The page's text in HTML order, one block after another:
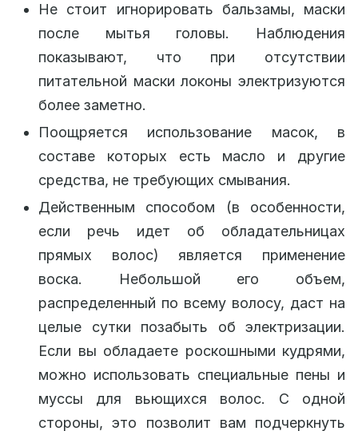
Не стоит игнорировать бальзамы, маски
после мытья головы. Наблюдения
показывают, что при отсутствии
питательной маски локоны электризуются
более заметно.
Поощряется использование масок, в
составе которых есть масло и другие
средства, не требующих смывания.
Действенным способом (в особенности,
если речь идет об обладательницах
прямых волос) является применение
воска. Небольшой его объем,
распределенный по всему волосу, даст на
целые сутки позабыть об электризации.
Если вы обладаете роскошными кудрями,
можно использовать специальные пены и
муссы для вьющихся волос. С одной
стороны, это позволит вам подчеркнуть